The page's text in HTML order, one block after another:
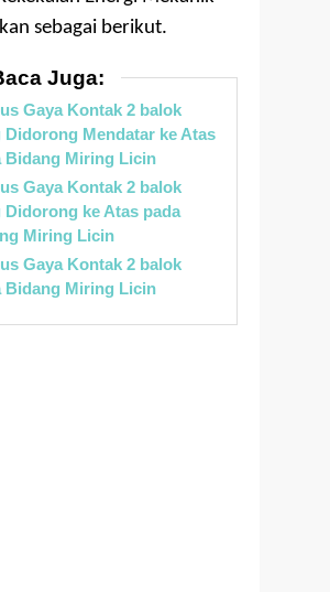
sebagai berikut.
Juga:
Gaya Kontak 2 balok
Didorong Mendatar ke Atas
Bidang Miring Licin
Gaya Kontak 2 balok
Didorong ke Atas pada
Miring Licin
Gaya Kontak 2 balok
Bidang Miring Licin